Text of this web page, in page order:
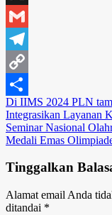
X
Gmail
Telegram
Copy
Link
Share
Navigasi
pos
Di IIMS 2024 PLN
Integrasikan Layanan
Seminar Nasional
Medali Emas
Tinggalkan
Alamat email Anda
ditandai *